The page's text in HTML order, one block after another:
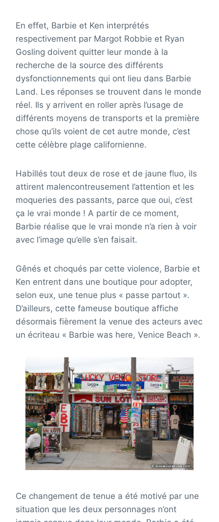
En effet, Barbie et Ken interprétés
respectivement par Margot Robbie et Ryan
Gosling doivent quitter leur monde à la
recherche de la source des différents
dysfonctionnements qui ont lieu dans Barbie
Land. Les réponses se trouvent dans le monde
réel. Ils y arrivent en roller après l’usage de
différents moyens de transports et la première
chose qu’ils voient de cet autre monde, c’est
cette célèbre plage californienne.
Habillés tout deux de rose et de jaune fluo, ils
attirent malencontreusement l’attention et les
moqueries des passants, parce que oui, c’est
ça le vrai monde ! A partir de ce moment,
Barbie réalise que le vrai monde n’a rien à voir
avec l’image qu’elle s’en faisait.
Gênés et choqués par cette violence, Barbie et
Ken entrent dans une boutique pour adopter,
selon eux, une tenue plus « passe partout ».
D’ailleurs, cette fameuse boutique affiche
désormais fièrement la venue des acteurs avec
un écriteau « Barbie was here, Venice Beach ».
Ce changement de tenue a été motivé par une
situation que les deux personnages n’ont